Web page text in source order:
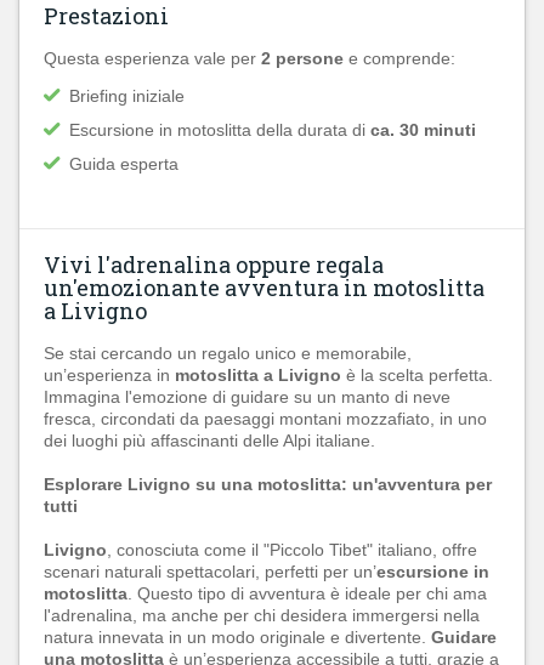
Prestazioni
Questa esperienza vale per 2 persone e comprende:
Briefing iniziale
Escursione in motoslitta della durata di ca. 30 minuti
Guida esperta
Vivi l'adrenalina oppure regala
un'emozionante avventura in motoslitta
a Livigno
Se stai cercando un regalo unico e memorabile,
un’esperienza in motoslitta a Livigno è la scelta perfetta.
Immagina l'emozione di guidare su un manto di neve
fresca, circondati da paesaggi montani mozzafiato, in uno
dei luoghi più affascinanti delle Alpi italiane.
Esplorare Livigno su una motoslitta: un'avventura per
tutti
Livigno , conosciuta come il "Piccolo Tibet" italiano, offre
scenari naturali spettacolari, perfetti per un’escursione in
motoslitta . Questo tipo di avventura è ideale per chi ama
l'adrenalina, ma anche per chi desidera immergersi nella
natura innevata in un modo originale e divertente. Guidare
una motoslitta è un’esperienza accessibile a tutti, grazie a